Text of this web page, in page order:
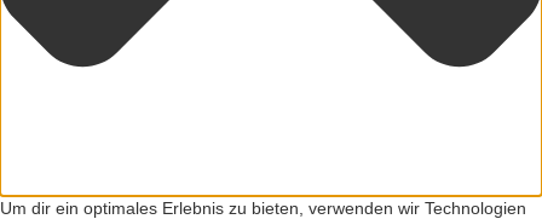
Um dir ein optimales Erlebnis zu bieten, verwenden wir Technologien